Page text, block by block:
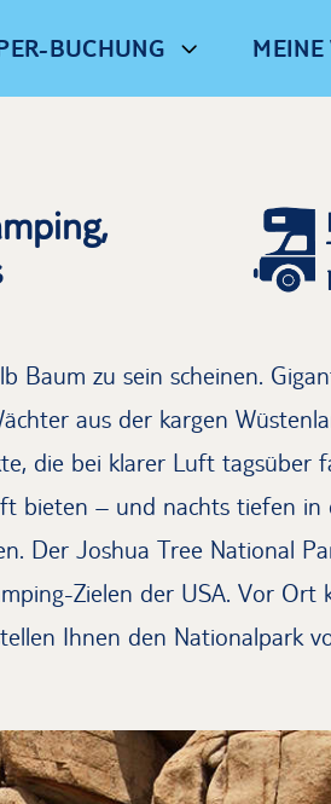
BUCHUNG MEINE
Baum zu sein scheinen.
aus der kargen
die bei klarer Luft tagsüber
bieten – und nachts tiefen in
Der Joshua Tree National
Zielen der USA. Vor Ort
Ihnen den Nationalpark